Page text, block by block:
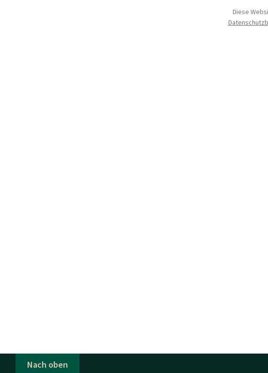
Diese
Nach oben